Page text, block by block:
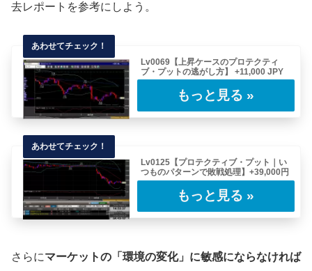
去レポートを参考にしよう。
Lv0069【上昇ケースのプロテクティ
ブ・プットの逃がし方】 +11,000 JPY
できないが、マーケットに対して自分がどう反
Lv0125【プロテクティブ・プット｜い
つものパターンで敗戦処理】+39,000円
動き、ここ最近は「ボラティリティ・トレ……
さらにマーケットの「環境の変化」に敏感にならなければ